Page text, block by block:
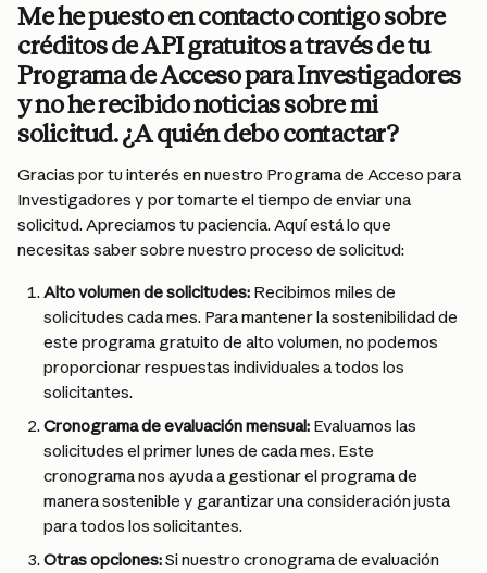
Me he puesto en contacto contigo sobre
créditos de API gratuitos a través de tu
Programa de Acceso para Investigadores
y no he recibido noticias sobre mi
solicitud. ¿A quién debo contactar?
Gracias por tu interés en nuestro Programa de Acceso para
Investigadores y por tomarte el tiempo de enviar una
solicitud. Apreciamos tu paciencia. Aquí está lo que
necesitas saber sobre nuestro proceso de solicitud:
Alto volumen de solicitudes: Recibimos miles de
solicitudes cada mes. Para mantener la sostenibilidad de
este programa gratuito de alto volumen, no podemos
proporcionar respuestas individuales a todos los
solicitantes.
Cronograma de evaluación mensual: Evaluamos las
solicitudes el primer lunes de cada mes. Este
cronograma nos ayuda a gestionar el programa de
manera sostenible y garantizar una consideración justa
para todos los solicitantes.
Otras opciones: Si nuestro cronograma de evaluación